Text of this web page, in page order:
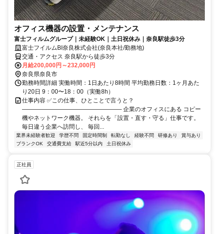
オフィス機器の設置・メンテナンス
富士フィルムグループ｜未経験OK｜土日祝休み｜奈良駅徒歩3分
富士フイルムBI奈良株式会社(奈良本社/勤務地)
交通・アクセス 奈良駅から徒歩3分
月給200,000円～232,000円
奈良県奈良市
勤務時間詳細 実働時間：1日あたり8時間 平均勤務日数：1ヶ月あた
り20日 9：00〜18：00（実働8h）
仕事内容 ✅この仕事、ひとことで言うと？
――――――――――――――――― 企業のオフィスにある コピー
機やネットワーク機器。 それらを「設置・直す・守る」仕事です。
毎日違う企業へ訪問し、 毎回...
業界未経験者歓迎 学歴不問 固定時間制 転勤なし 経験不問 研修あり
賞与あり
ブランクOK
交通費支給 駅近5分以内 土日祝休み
正社員